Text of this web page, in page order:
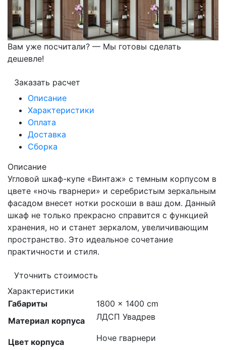
Вам уже посчитали? — Мы готовы сделать
дешевле!
Заказать расчет
Описание
Характеристики
Оплата
Доставка
Сборка
Описание
Угловой шкаф-купе «Винтаж» с темным корпусом в
цвете «ночь гварнери» и серебристым зеркальным
фасадом внесет нотки роскоши в ваш дом. Данный
шкаф не только прекрасно справится с функцией
хранения, но и станет зеркалом, увеличивающим
пространство. Это идеальное сочетание
практичности и стиля.
Уточнить стоимость
Характеристики
Габариты
1800 × 1400 cm
Материал корпуса
ЛДСП Увадрев
Цвет корпуса Ноче гварнери